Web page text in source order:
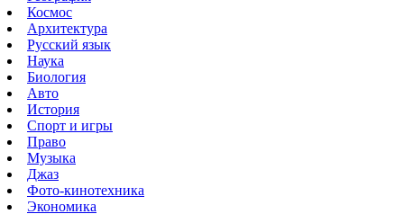
Космос
Архитектура
Русский язык
Наука
Биология
Авто
История
Спорт и игры
Право
Музыка
Джаз
Фото-кинотехника
Экономика